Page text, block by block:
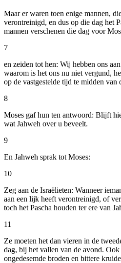
Maar er waren toen enige mannen,
verontreinigd, en dus op die dag het
mannen verschenen die dag voor
7
en zeiden tot hen: Wij hebben ons
waarom is het ons nu niet vergund,
op de vastgestelde tijd te midden van
8
Moses gaf hun ten antwoord: Blijft
wat Jahweh over u beveelt.
9
En Jahweh sprak tot Moses:
10
Zeg aan de Israëlieten: Wanneer
aan een lijk heeft verontreinigd, of
toch het Pascha houden ter ere van
11
Ze moeten het dan vieren in de
dag, bij het vallen van de avond.
ongedesemde broden en bittere